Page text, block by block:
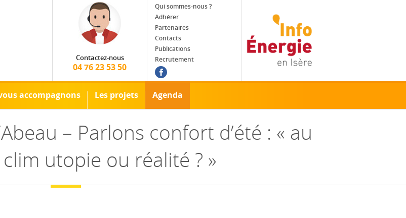
Contactez-nous
04 76 23 53 50
Qui sommes-nous ?
Adhérer
Partenaires
Contacts
Publications
Recrutement
accompagnons Les projets Agenda
– Parlons confort d’été : « au
utopie ou réalité ? »